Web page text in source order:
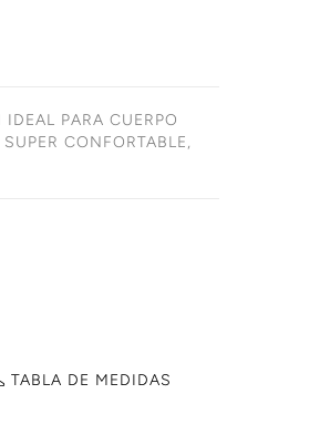
PARA CUERPO
CONFORTABLE,
TABLA DE MEDIDAS